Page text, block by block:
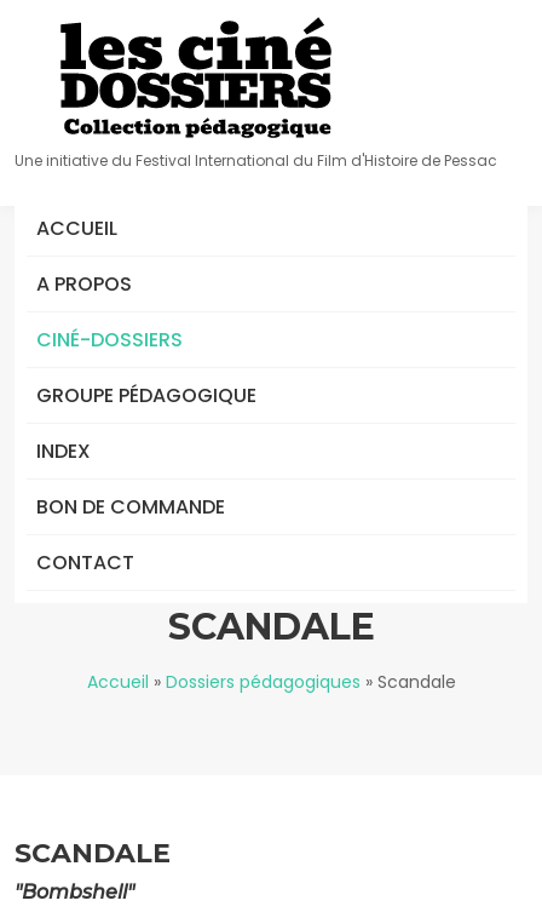
Une initiative du Festival International du Film d'Histoire de Pessac
ACCUEIL
A PROPOS
CINÉ-DOSSIERS
GROUPE PÉDAGOGIQUE
INDEX
BON DE COMMANDE
CONTACT
SCANDALE
Accueil » Dossiers pédagogiques » Scandale
SCANDALE
"Bombshell"